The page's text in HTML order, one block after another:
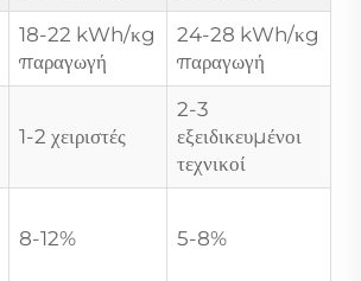
18-22 kWh/κg
παραγωγή
24-28 kWh/κg
παραγωγή
1-2 χειριστές
2-3
εξειδικευμένοι
τεχνικοί
8-12% 5-8%